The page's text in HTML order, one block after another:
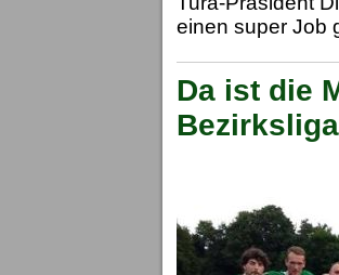
einen super Job
Da ist die